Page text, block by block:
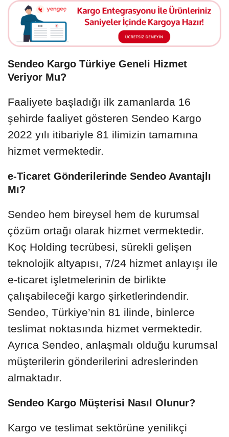
Sendeo Kargo Türkiye Geneli Hizmet
Veriyor Mu?
Faaliyete başladığı ilk zamanlarda 16
şehirde faaliyet gösteren Sendeo Kargo
2022 yılı itibariyle 81 ilimizin tamamına
hizmet vermektedir.
e-Ticaret Gönderilerinde Sendeo Avantajlı
Mı?
Sendeo hem bireysel hem de kurumsal
çözüm ortağı olarak hizmet vermektedir.
Koç Holding tecrübesi, sürekli gelişen
teknolojik altyapısı, 7/24 hizmet anlayışı ile
e-ticaret işletmelerinin de birlikte
çalışabileceği kargo şirketlerindendir.
Sendeo, Türkiye’nin 81 ilinde, binlerce
teslimat noktasında hizmet vermektedir.
Ayrıca Sendeo, anlaşmalı olduğu kurumsal
müşterilerin gönderilerini adreslerinden
almaktadır.
Sendeo Kargo Müşterisi Nasıl Olunur?
Kargo ve teslimat sektörüne yenilikçi